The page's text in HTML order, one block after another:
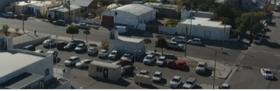
DE PUERTO MADRYN